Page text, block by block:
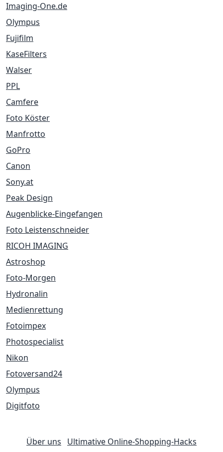
Imaging-One.de
Olympus
Fujifilm
KaseFilters
Walser
PPL
Camfere
Foto Köster
Manfrotto
GoPro
Canon
Sony.at
Peak Design
Augenblicke-Eingefangen
Foto Leistenschneider
RICOH IMAGING
Astroshop
Foto-Morgen
Hydronalin
Medienrettung
Fotoimpex
Photospecialist
Nikon
Fotoversand24
Olympus
Digitfoto
Über uns Ultimative Online-Shopping-Hacks